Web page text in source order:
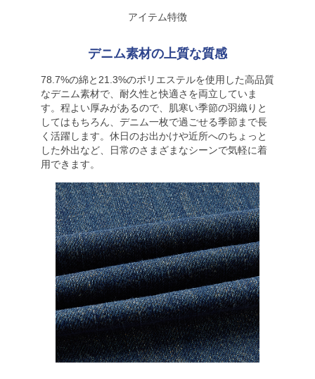
アイテム特徴
デニム素材の上質な質感
78.7%の綿と21.3%のポリエステルを使用した高品質
なデニム素材で、耐久性と快適さを両立していま
す。程よい厚みがあるので、肌寒い季節の羽織りと
してはもちろん、デニム一枚で過ごせる季節まで長
く活躍します。休日のお出かけや近所へのちょっと
した外出など、日常のさまざまなシーンで気軽に着
用できます。